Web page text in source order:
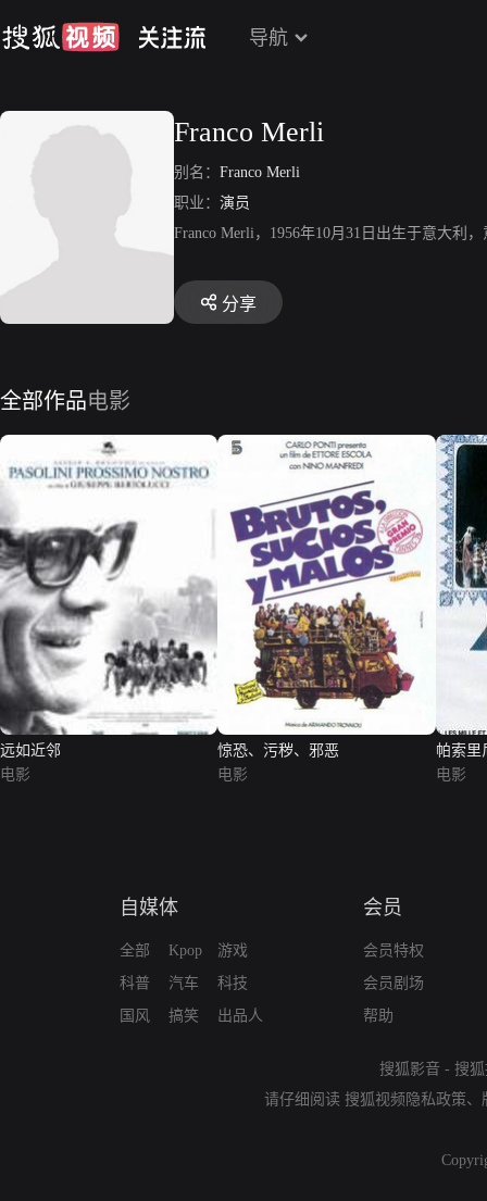
导航
Franco Merli
别名： Franco Merli
职业： 演员
Franco Merli，1956年10月31日出生于意大利
分享
全部作品电影
远如近邻
电影
惊恐、污秽、邪恶
电影
帕索里
夜
电影
自媒体
全部
科普
国风
Kpop
汽车
搞笑
游戏
科技
出品人
会员
会员特权
会员剧场
帮助
搜狐影音 - 搜
请仔细阅读 搜狐视频隐私政策、